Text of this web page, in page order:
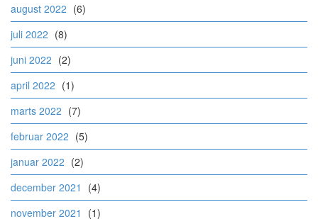
august 2022 (6)
juli 2022 (8)
juni 2022 (2)
april 2022 (1)
marts 2022 (7)
februar 2022 (5)
januar 2022 (2)
december 2021
(4)
november 2021
(1)